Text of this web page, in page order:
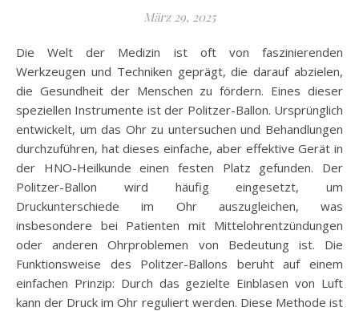
März 29, 2025
Die Welt der Medizin ist oft von faszinierenden
Werkzeugen und Techniken geprägt, die darauf abzielen,
die Gesundheit der Menschen zu fördern. Eines dieser
speziellen Instrumente ist der Politzer-Ballon. Ursprünglich
entwickelt, um das Ohr zu untersuchen und Behandlungen
durchzuführen, hat dieses einfache, aber effektive Gerät in
der HNO-Heilkunde einen festen Platz gefunden. Der
Politzer-Ballon wird häufig eingesetzt, um
Druckunterschiede im Ohr auszugleichen, was
insbesondere bei Patienten mit Mittelohrentzündungen
oder anderen Ohrproblemen von Bedeutung ist. Die
Funktionsweise des Politzer-Ballons beruht auf einem
einfachen Prinzip: Durch das gezielte Einblasen von Luft
kann der Druck im Ohr reguliert werden. Diese Methode ist